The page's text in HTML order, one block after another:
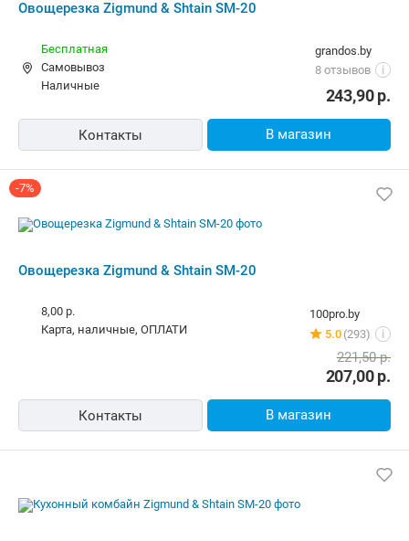
Овощерезка Zigmund & Shtain SM-20
grandos.by
8 отзывов
i
Бесплатная
Самовывоз
наличные
243,90р.
Контакты В магазин
-7%
Овощерезка Zigmund & Shtain SM-20
100pro.by
5.0 (293) i
8,00 р.
карта, наличные, ОПЛАТИ
207,00р.
221,50р.
Контакты В магазин